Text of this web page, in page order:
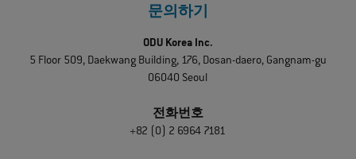
문의하기
ODU Korea Inc.
5 Floor 509, Daekwang Building, 176, Dosan-daero, Gangnam-gu
06040 Seoul
전화번호
+82 (0) 2 6964 7181